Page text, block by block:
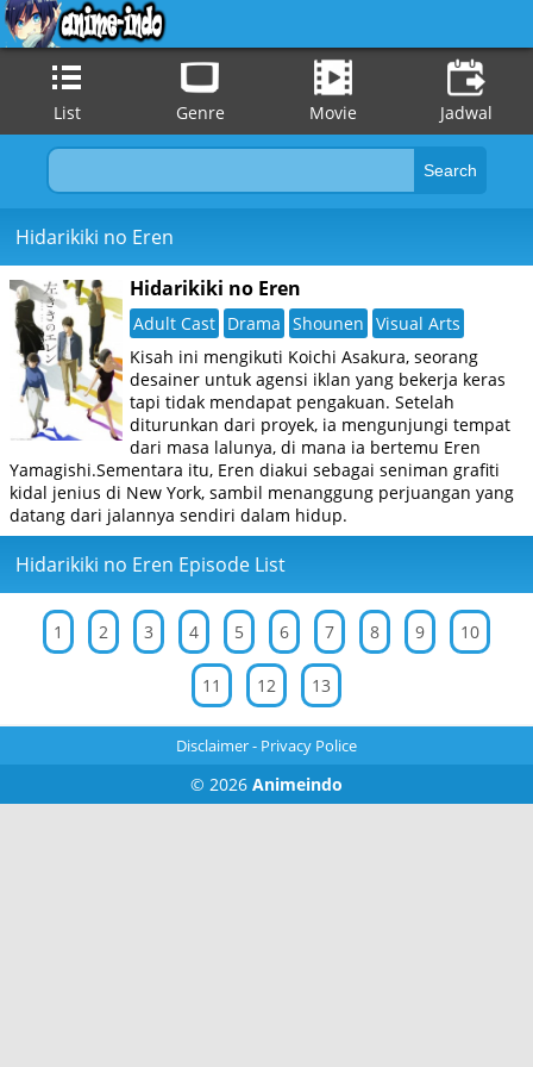
List Genre Movie Jadwal
Hidarikiki no Eren
Hidarikiki no Eren
Adult Cast Drama Shounen Visual Arts
Kisah ini mengikuti Koichi Asakura, seorang
desainer untuk agensi iklan yang bekerja keras
tapi tidak mendapat pengakuan. Setelah
diturunkan dari proyek, ia mengunjungi tempat
dari masa lalunya, di mana ia bertemu Eren
Yamagishi.Sementara itu, Eren diakui sebagai seniman grafiti
kidal jenius di New York, sambil menanggung perjuangan yang
datang dari jalannya sendiri dalam hidup.
Hidarikiki no Eren Episode List
1 2 3 4 5 6 7 8 9 10
11 12 13
Disclaimer- Privacy Police
© 2026 Animeindo